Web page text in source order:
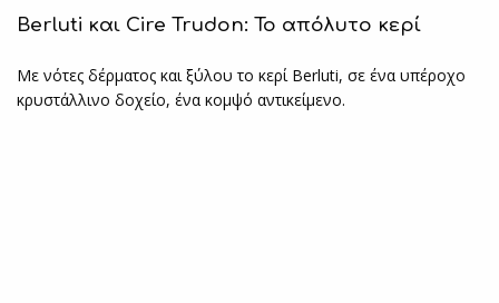
Berluti και Cire Trudon: Το απόλυτο κερί
Με νότες δέρματος και ξύλου το κερί Berluti, σε ένα υπέροχο
κρυστάλλινο δοχείο, ένα κομψό αντικείμενο.